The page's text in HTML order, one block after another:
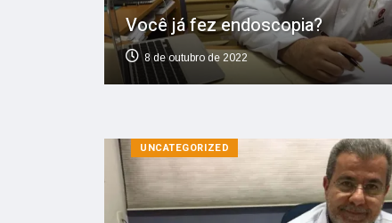
Você já fez endoscopia?
8 de outubro de 2022
UNCATEGORIZED